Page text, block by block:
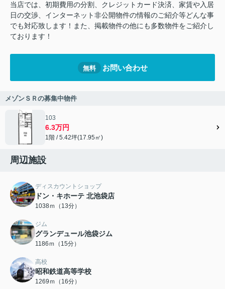
当店では、初期費用の分割、クレジットカード決済、家賃や入居
日の交渉、インターネット非公開物件の情報のご紹介等どんな事
でも対応致します！また、掲載物件の他にも多数物件をご紹介し
ております！
無料 お問い合わせ
メゾンＳＲの募集中物件
103
6.3万円
1階 / 5.42坪(17.95㎡)
周辺施設
ディスカウントショップ
ドン・キホーテ 北池袋店
1038ｍ（13分）
ジム
グランデュール池袋ジム
1186ｍ（15分）
高校
昭和鉄道高等学校
1269ｍ（16分）